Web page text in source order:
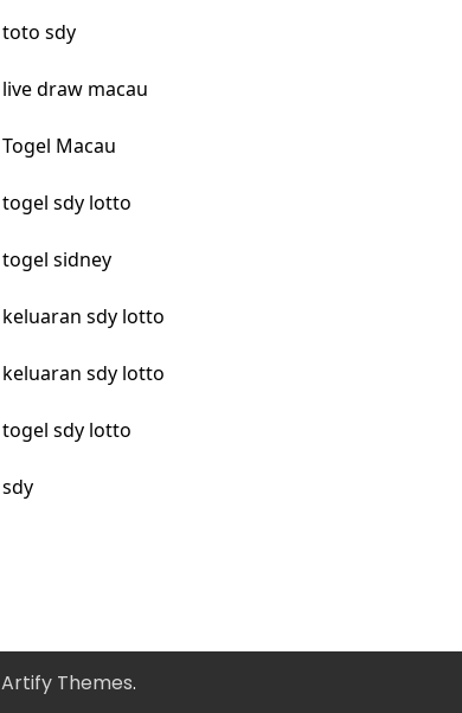
toto sdy
live draw macau
Togel Macau
togel sdy lotto
togel sidney
keluaran sdy lotto
keluaran sdy lotto
togel sdy lotto
sdy
Artify Themes.